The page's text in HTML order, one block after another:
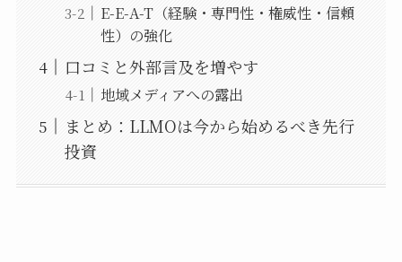
E-E-A-T（経験・専門性・権威性・信頼
性）の強化
口コミと外部言及を増やす
地域メディアへの露出
まとめ：LLMOは今から始めるべき先行
投資